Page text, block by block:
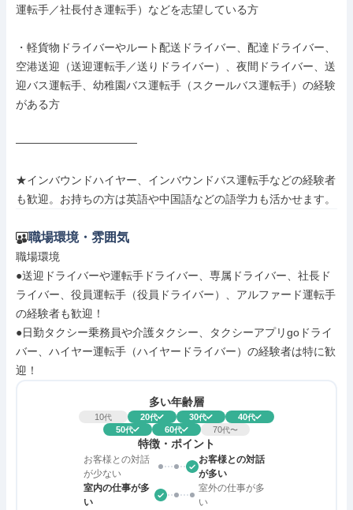
運転手／社長付き運転手）などを志望している方
・軽貨物ドライバーやルート配送ドライバー、配達ドライバー、
空港送迎（送迎運転手／送りドライバー）、夜間ドライバー、送
迎バス運転手、幼稚園バス運転手（スクールバス運転手）の経験
がある方
―――――――――――
★インバウンドハイヤー、インバウンドバス運転手などの経験者
も歓迎。お持ちの方は英語や中国語などの語学力も活かせます。
職場環境・雰囲気
職場環境
●送迎ドライバーや運転手ドライバー、専属ドライバー、社長ド
ライバー、役員運転手（役員ドライバー）、アルファード運転手
の経験者も歓迎！
●日勤タクシー乗務員や介護タクシー、タクシーアプリgoドライ
バー、ハイヤー運転手（ハイヤードライバー）の経験者は特に歓
迎！
多い年齢層
10代 20代 30代 40代
50代 60代 70代〜
特徴・ポイント
お客様との対話
が少ない
お客様との対話
が多い
室内の仕事が多
い
室外の仕事が多
い